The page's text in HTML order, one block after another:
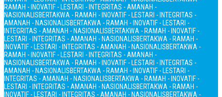
RAMAH - INOVATIF - LESTARI - INTEGRITAS - AMANAH -
NASIONALISBERTAKWA - RAMAH - INOVATIF - LESTARI - INTEGRITAS -
AMANAH - NASIONALISBERTAKWA - RAMAH - INOVATIF - LESTARI -
INTEGRITAS - AMANAH - NASIONALISBERTAKWA - RAMAH - INOVATIF -
LESTARI - INTEGRITAS - AMANAH - NASIONALISBERTAKWA - RAMAH -
INOVATIF - LESTARI - INTEGRITAS - AMANAH - NASIONALISBERTAKWA -
RAMAH - INOVATIF - LESTARI - INTEGRITAS - AMANAH -
NASIONALISBERTAKWA - RAMAH - INOVATIF - LESTARI - INTEGRITAS -
AMANAH - NASIONALISBERTAKWA - RAMAH - INOVATIF - LESTARI -
INTEGRITAS - AMANAH - NASIONALISBERTAKWA - RAMAH - INOVATIF -
LESTARI - INTEGRITAS - AMANAH - NASIONALISBERTAKWA - RAMAH -
INOVATIF - LESTARI - INTEGRITAS - AMANAH - NASIONALISBERTAKWA -